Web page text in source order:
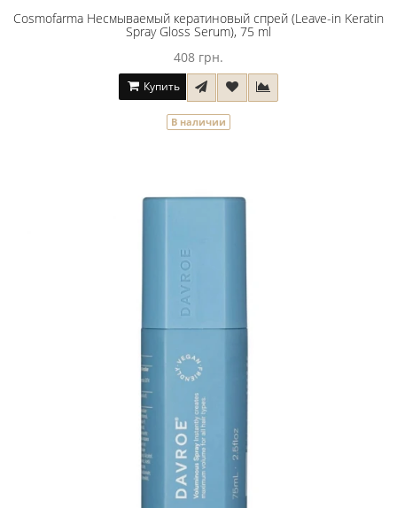
Cosmofarma Несмываемый кератиновый спрей (Leave-in Keratin
Spray Gloss Serum), 75 ml
408 грн.
Купить
В наличии